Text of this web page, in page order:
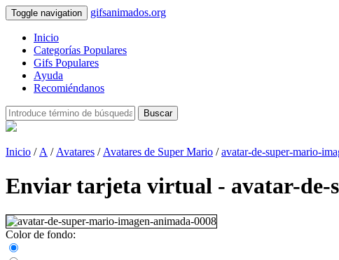
Toggle navigation gifsanimados.org
Inicio
Categorías Populares
Gifs Populares
Ayuda
Recomiéndanos
Buscar
Inicio / A / Avatares / Avatares de Super Mario /avatar-de-super-mario-
Enviar tarjeta virtual - avatar-de-
Color de fondo: